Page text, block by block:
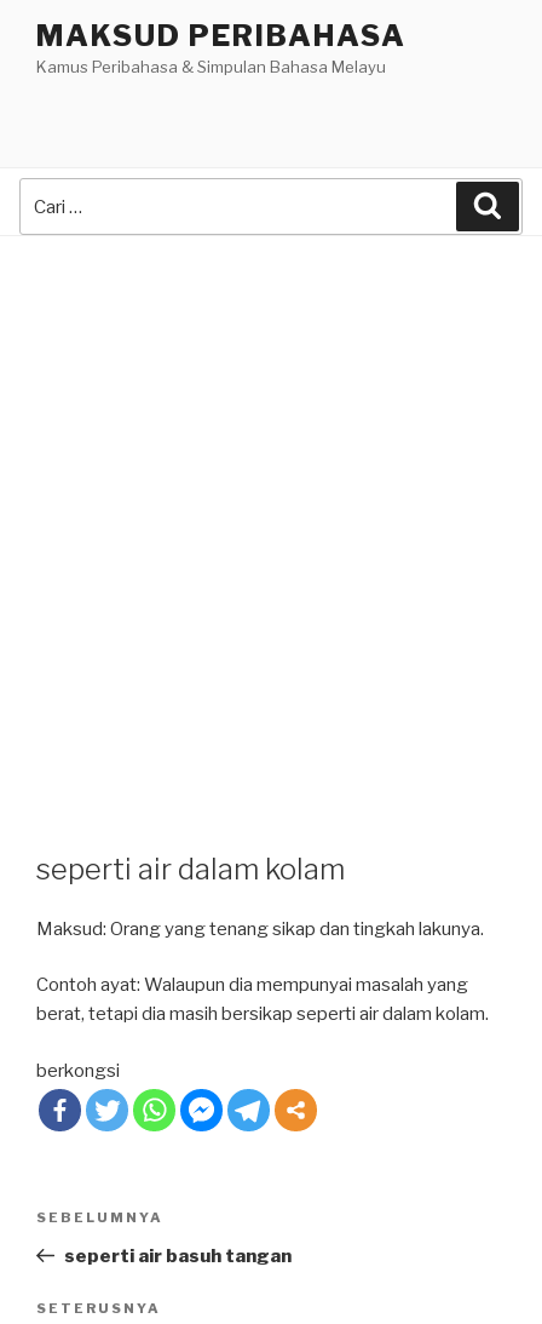
content
MAKSUD PERIBAHASA
Kamus Peribahasa & Simpulan Bahasa Melayu
seperti air dalam kolam
Maksud: Orang yang tenang sikap dan tingkah lakunya.
Contoh ayat: Walaupun dia mempunyai masalah yang
berat, tetapi dia masih bersikap seperti air dalam kolam.
berkongsi
Previous
Post
SEBELUMNYA
seperti air basuh tangan
Next
SETERUSNYA